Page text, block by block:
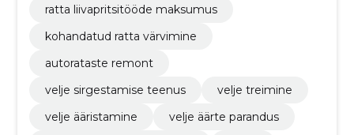
ratta liivapritsitööde maksumus
kohandatud ratta värvimine
autorataste remont
velje sirgestamise teenus
velje treimine
velje ääristamine
velje äärte parandus